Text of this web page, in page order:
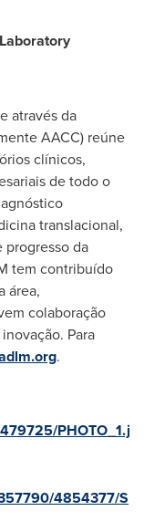
através da
AACC) reúne
clínicos,
de todo o
translacional,
progresso da
tem contribuído
área,
colaboração
Para
.
PHOTO_1.j
4854377/S